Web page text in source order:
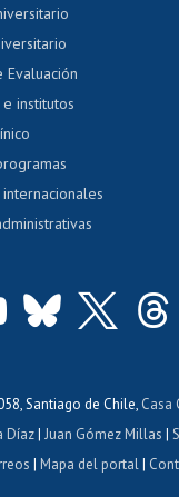
docente
académica
al AUCAI
TUI
Evaluación
institutos
Santiago de Chile, Casa
Díaz| Juan Gómez Millas |
|Mapa del portal|